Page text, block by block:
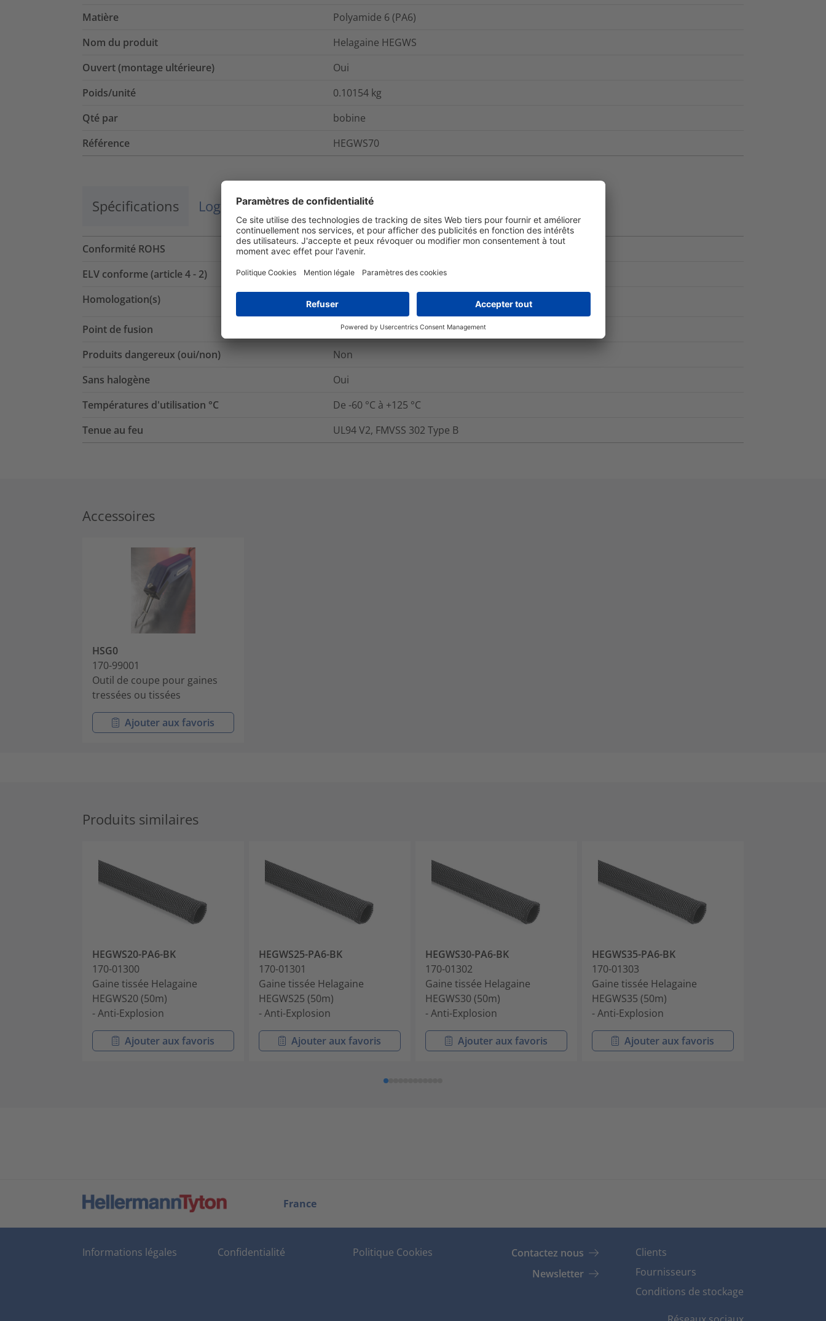
Matière
Polyamide 6 (PA6)
Nom du produit
Helagaine HEGWS
Ouvert (montage ultérieure)
Oui
Poids/unité
0.10154 kg
Qté par
bobine
Référence
HEGWS70
Spécifications Logistique et emballage Pour plus d'information
Conformité ROHS
Oui
ELV conforme (article 4 - 2)
Oui
Homologation(s)
Point de fusion
+220 +/- 10 °C
Produits dangereux (oui/non)
Non
Sans halogène
Oui
Températures d'utilisation °C
De -60 °C à +125 °C
Tenue au feu
UL94 V2, FMVSS 302 Type B
Accessoires
HSG0
170-99001
Outil de coupe pour gaines
tressées ou tissées
Ajouter aux favoris
Produits similaires
HEGWS20-PA6-BK
170-01300
Gaine tissée Helagaine
HEGWS20 (50m)
- Anti-Explosion
Ajouter aux favoris
HEGWS25-PA6-BK
170-01301
Gaine tissée Helagaine
HEGWS25 (50m)
- Anti-Explosion
Ajouter aux favoris
HEGWS30-PA6-BK
170-01302
Gaine tissée Helagaine
HEGWS30 (50m)
- Anti-Explosion
Ajouter aux favoris
HEGWS35-PA6-BK
170-01303
Gaine tissée Helagaine
HEGWS35 (50m)
- Anti-Explosion
Ajouter aux favoris
France
Informations légales Confidentialité Politique Cookies
Contactez nous
Newsletter
Clients
Fournisseurs
Conditions de stockage